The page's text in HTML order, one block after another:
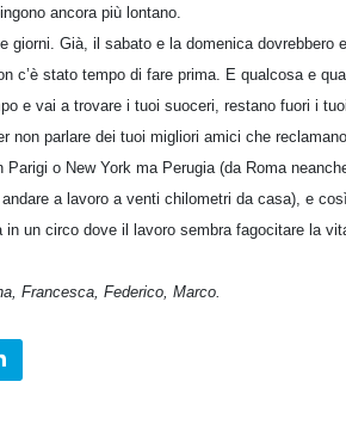
ancora più lontano.
giorni. Già, il sabato e la domenica dovrebbero
c’è stato tempo di fare prima. E qualcosa e
e vai a trovare i tuoi suoceri, restano fuori i
non parlare dei tuoi migliori amici che
o New York ma Perugia (da Roma
a lavoro a venti chilometri da casa), e
in un circo dove il lavoro sembra fagocitare la
Francesca, Federico, Marco.